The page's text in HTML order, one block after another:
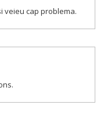
veieu cap problema.